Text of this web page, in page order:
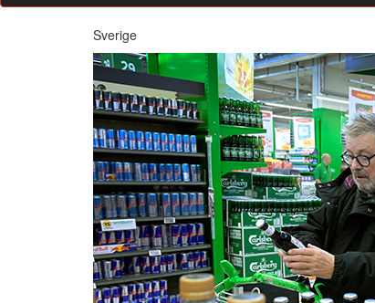
Sverige